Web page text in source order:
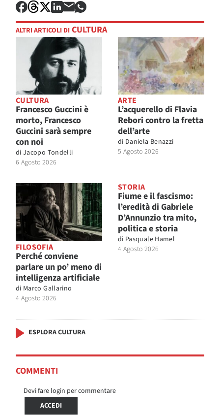
ALTRI ARTICOLI DI CULTURA
CULTURA
Francesco Guccini è
morto, Francesco
Guccini sarà sempre
con noi
di Jacopo Tondelli
6 Agosto 2026
ARTE
L’acquerello di Flavia
Rebori contro la fretta
dell’arte
di Daniela Benazzi
5 Agosto 2026
FILOSOFIA
Perché conviene
parlare un po’ meno di
intelligenza artificiale
di Marco Gallarino
4 Agosto 2026
STORIA
Fiume e il fascismo:
l’eredità di Gabriele
D’Annunzio tra mito,
politica e storia
di Pasquale Hamel
4 Agosto 2026
ESPLORA CULTURA
COMMENTI
Devi fare login per commentare
ACCEDI